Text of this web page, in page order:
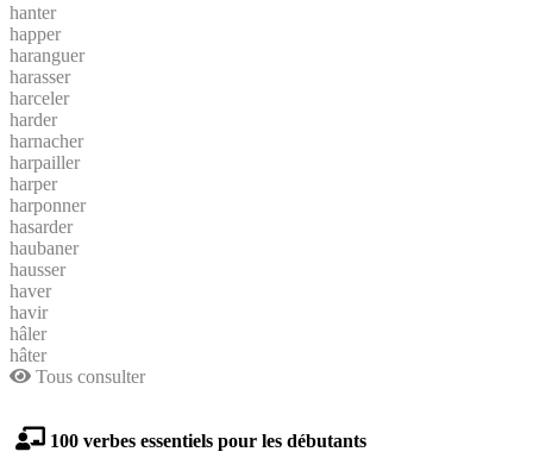
hanter
happer
haranguer
harasser
harceler
harder
harnacher
harpailler
harper
harponner
hasarder
haubaner
hausser
haver
havir
hâler
hâter
Tous consulter
100 verbes essentiels pour les débutants